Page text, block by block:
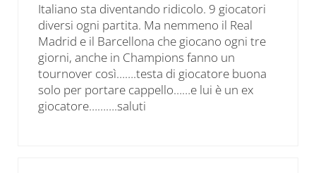
Italiano sta diventando ridicolo. 9 giocatori
diversi ogni partita. Ma nemmeno il Real
Madrid e il Barcellona che giocano ogni tre
giorni, anche in Champions fanno un
tournover così…….testa di giocatore buona
solo per portare cappello……e lui è un ex
giocatore……….saluti